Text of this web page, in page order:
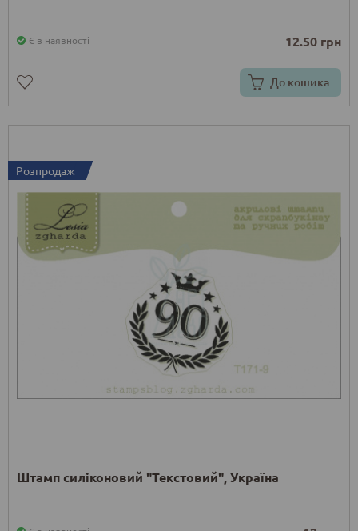
Є в наявності 12.50 грн
До кошика
Розпродаж
Штамп силіконовий "Текстовий", Україна